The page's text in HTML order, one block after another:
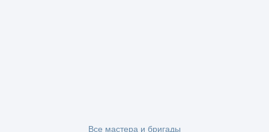
Все мастера и бригады